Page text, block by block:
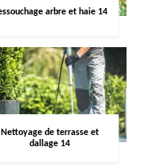
arbre et haie 14
Nettoyage de terrasse et
dallage 14